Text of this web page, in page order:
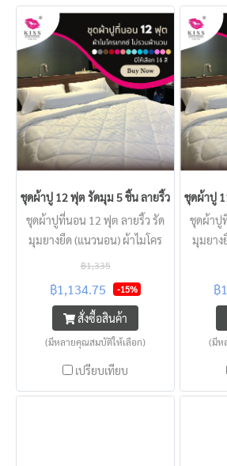
ชุดผ้าปู 12 ฟุต รัดมุม 5 ชิ้น ลายริ้ว KISS หนา 2
ชุดผ้าปูที่นอน 12 ฟุต ลายริ้ว รัด
มุมยางยืด (แนวนอน) ผ้าไมโคร
เทกซ์ KISS แบบโรงแรม นุ่มลื่น
ครอบคลุมทุกความหนาที่นอน
สัมผสเย็น นอนสบาย
฿1,335
฿1,134.75 -15%
สั่งซื้อสินค้า
(มีหลายคุณสมบัติให้เลือก)
เปรียบเทียบ
ชุดผ้าปู
ชุดผ้าปู
มุมยาง
เทกซ์
ครอบ
สั
฿
(มีห